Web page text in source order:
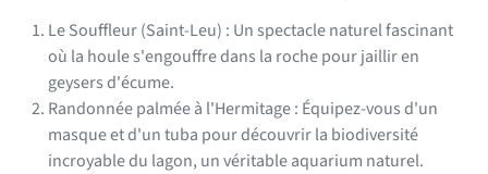
Le Souffleur (Saint-Leu) : Un spectacle naturel fascinant
où la houle s'engouffre dans la roche pour jaillir en
geysers d'écume.
Randonnée palmée à l'Hermitage : Équipez-vous d'un
masque et d'un tuba pour découvrir la biodiversité
incroyable du lagon, un véritable aquarium naturel.